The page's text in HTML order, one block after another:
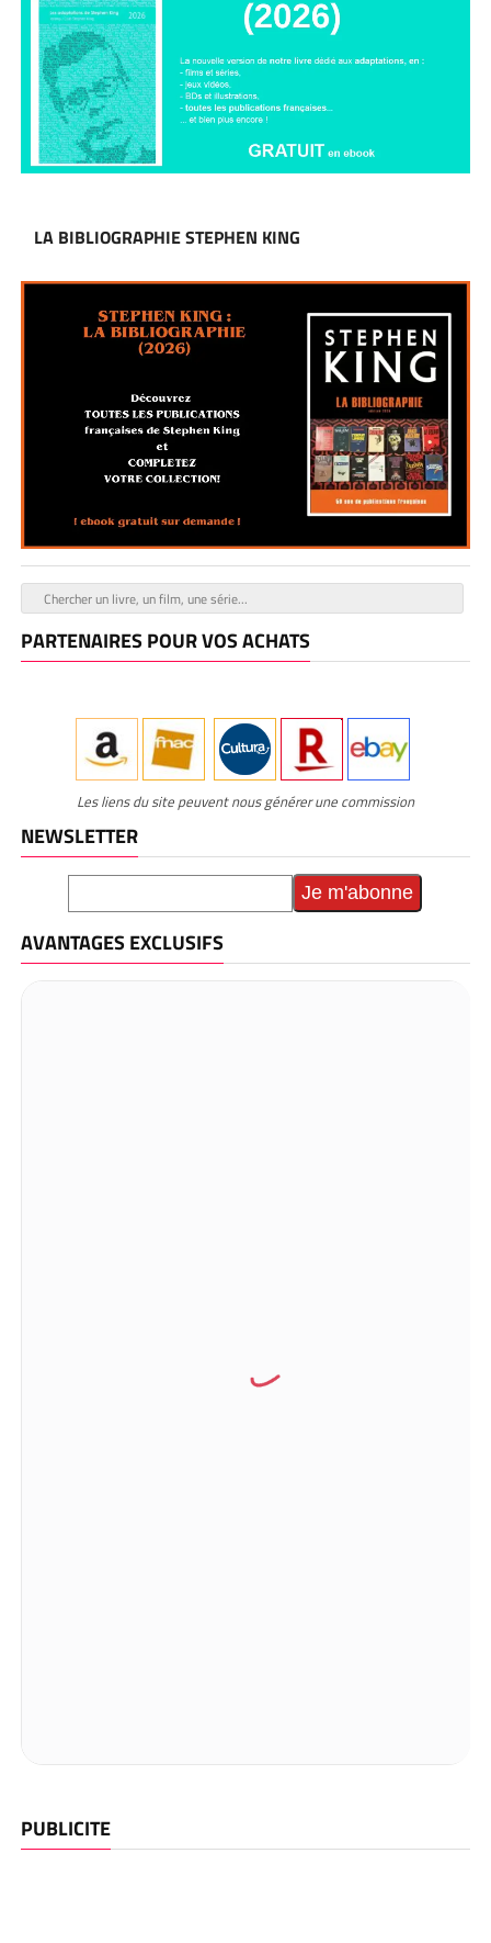
LA BIBLIOGRAPHIE STEPHEN KING
PARTENAIRES POUR VOS ACHATS
Les liens du site peuvent nous générer une commission
NEWSLETTER
AVANTAGES EXCLUSIFS
PUBLICITE